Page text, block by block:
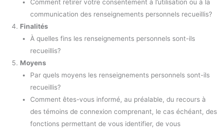
Comment retirer votre consentement à l’utilisation ou à la
communication des renseignements personnels recueillis?
Finalités
À quelles fins les renseignements personnels sont-ils
recueillis?
Moyens
Par quels moyens les renseignements personnels sont-ils
recueillis?
Comment êtes-vous informé, au préalable, du recours à
des témoins de connexion comprenant, le cas échéant, des
fonctions permettant de vous identifier, de vous